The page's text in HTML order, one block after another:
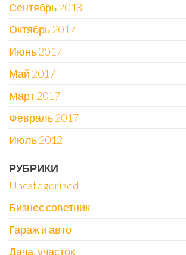
Сентябрь 2018
Октябрь 2017
Июнь 2017
Май 2017
Март 2017
Февраль 2017
Июль 2012
РУБРИКИ
Uncategorised
Бизнес советник
Гараж и авто
Дача, участок